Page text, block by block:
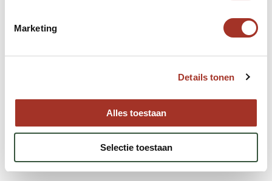
Marketing
Details tonen
Alles toestaan
Selectie toestaan